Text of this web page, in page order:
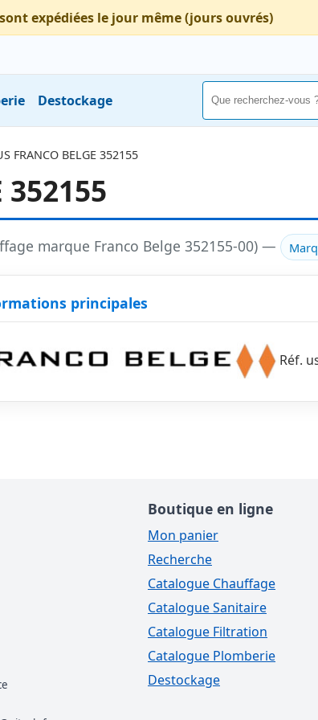
expédiées le jour même (jours ouvrés)
Destockage
FRANCO BELGE 352155
352155
marque Franco Belge 352155-00) —
principales
Réf.
Boutique en ligne
Mon panier
Recherche
Catalogue Chauffage
Catalogue Sanitaire
Catalogue Filtration
Catalogue Plomberie
Destockage